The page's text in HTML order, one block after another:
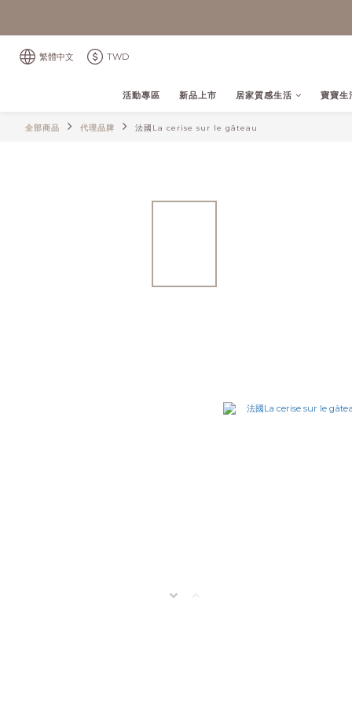
繁體中文 TWD
活動專區 新品上市 居家質感生活 寶寶生
全部商品 代理品牌 法國La cerise sur le gâteau